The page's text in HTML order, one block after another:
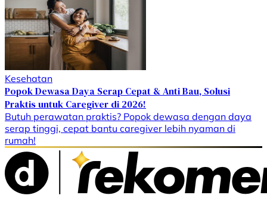
Kesehatan
Popok Dewasa Daya Serap Cepat & Anti Bau, Solusi
Praktis untuk Caregiver di 2026!
Butuh perawatan praktis? Popok dewasa dengan daya
serap tinggi, cepat bantu caregiver lebih nyaman di
rumah!